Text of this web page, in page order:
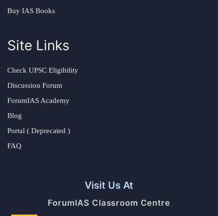
Buy IAS Books
Site Links
Check UPSC Eligibility
Discussion Forum
ForumIAS Academy
Blog
Portal ( Deprecated )
FAQ
Visit Us At
ForumIAS Classroom Centre